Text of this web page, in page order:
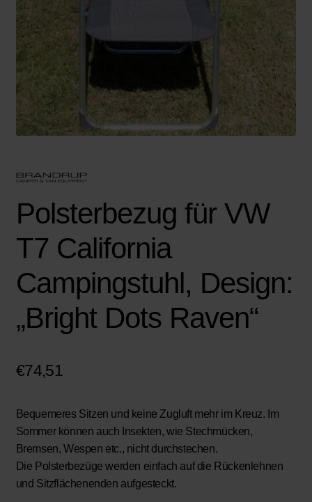
Polsterbezug für VW
T7 California
Campingstuhl, Design:
„Bright Dots Raven“
€74,51
Bequemeres Sitzen und keine Zugluft mehr im Kreuz. Im
Sommer können auch Insekten, wie Stechmücken,
Bremsen, Wespen etc., nicht durchstechen.
Die Polsterbezüge werden einfach auf die Rückenlehnen
und Sitzflächenenden aufgesteckt.